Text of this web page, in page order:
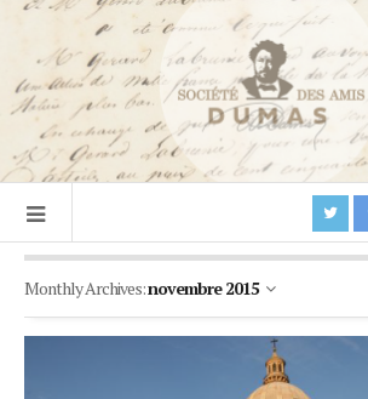
Monthly Archives:novembre 2015